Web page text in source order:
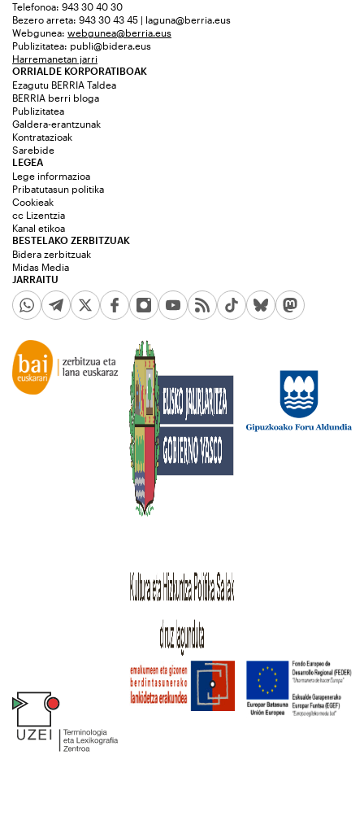
Telefonoa: 943 30 40 30
Bezero arreta: 943 30 43 45 | laguna@berria.eus
Webgunea: webgunea@berria.eus
Publizitatea: publi@bidera.eus
Harremanetan jarri
ORRIALDE KORPORATIBOAK
Ezagutu BERRIA Taldea
BERRIA berri bloga
Publizitatea
Galdera-erantzunak
Kontratazioak
Sarebide
JARRAITU
LEGEA
Lege informazioa
Pribatutasun politika
Cookieak
cc Lizentzia
Kanal etikoa
BESTELAKO ZERBITZUAK
Bidera zerbitzuak
Midas Media